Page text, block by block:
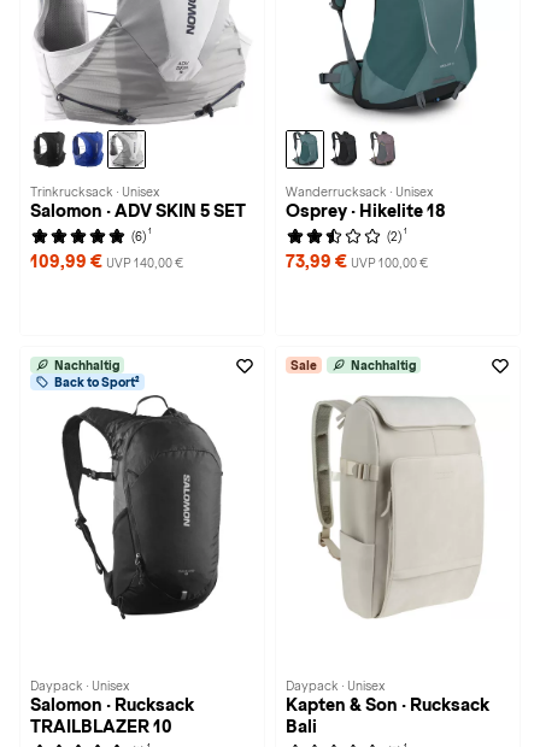
Trinkrucksack · Unisex
Salomon · ADV SKIN 5 SET
(6) 1
109,99 € UVP 140,00 €
Wanderrucksack · Unisex
Osprey · Hikelite 18
(2) 1
73,99 € UVP 100,00 €
Nachhaltig
Back to Sport²
Daypack · Unisex
Salomon · Rucksack
TRAILBLAZER 10
Sale Nachhaltig
Daypack · Unisex
Kapten & Son · Rucksack
Bali